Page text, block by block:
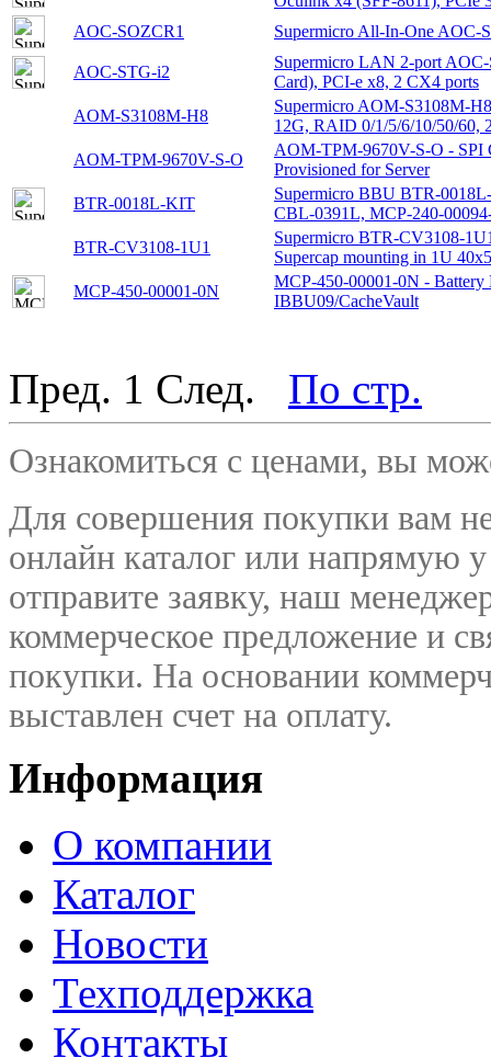
AOC-SOZCR1
Supermicro All-In-One AOC-
AOC-STG-i2
Supermicro LAN 2-port
Card), PCI-e x8, 2 CX4 ports
AOM-S3108M-H8
Supermicro AOM-S3108M-
12G, RAID 0/1/5/6/10/50/60,
AOM-TPM-9670V-S-O
AOM-TPM-9670V-S-O - SPI
Provisioned for Server
BTR-0018L-KIT
Supermicro BBU BTR-
CBL-0391L, MCP-240-
BTR-CV3108-1U1
Supermicro BTR-CV3108-
Supercap mounting in 1U
MCP-450-00001-0N
MCP-450-00001-0N -
IBBU09/CacheVault
Пред. 1 След. По стр.
Ознакомиться с ценами, вы
Для совершения покупки вам
онлайн каталог или напрямую
отправите заявку, наш
коммерческое предложение и
покупки. На основании
выставлен счет на оплату.
Информация
О компании
Каталог
Новости
Техподдержка
Контакты